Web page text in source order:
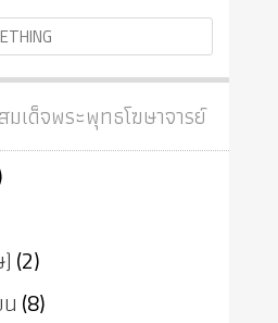
มเด็จพระพุทธโฆษาจารย์
(2)
(8)